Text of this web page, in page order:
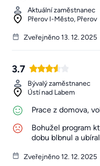
Aktuální zaměstnanec
Přerov I-Město, Přerov
Zveřejněno 13. 12. 2025
3.7
Bývalý zaměstnanec
Ústí nad Labem
Prace z domova,
Bohužel program
dobu blbnul a
Zveřejněno 12. 12. 2025